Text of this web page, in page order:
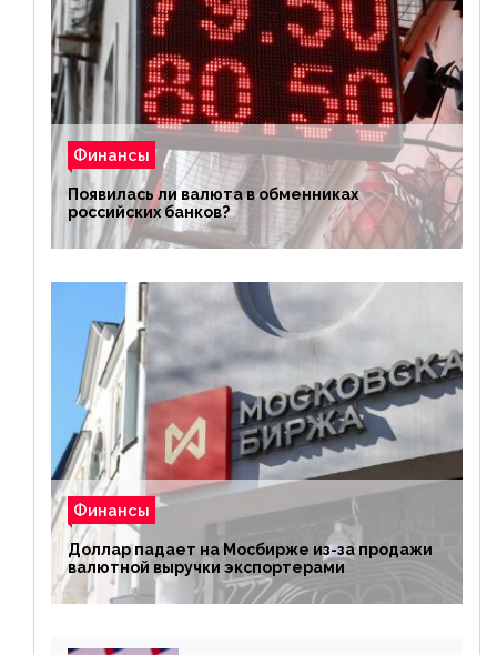
Финансы
Появилась ли валюта в обменниках
российских банков?
Финансы
Доллар падает на Мосбирже из-за продажи
валютной выручки экспортерами